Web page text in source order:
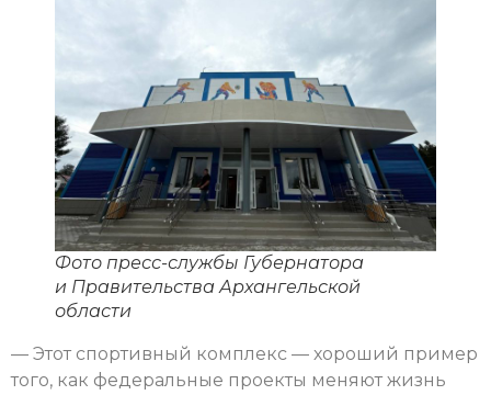
Фото пресс-службы Губернатора
и Правительства Архангельской
области
— Этот спортивный комплекс — хороший пример
того, как федеральные проекты меняют жизнь